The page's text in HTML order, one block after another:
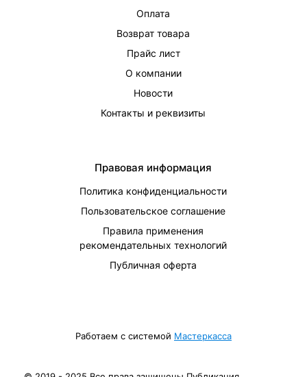
Оплата
Возврат товара
Прайс лист
О компании
Новости
Контакты и реквизиты
Правовая информация
Политика конфиденциальности
Пользовательское соглашение
Правила применения
рекомендательных технологий
Публичная оферта
Работаем с системой Мастеркасса